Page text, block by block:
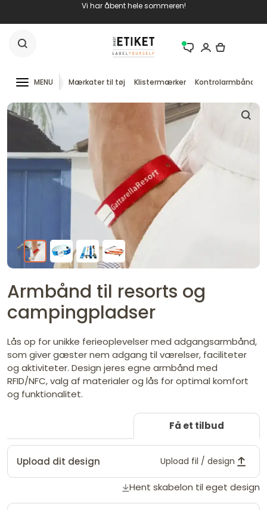
Vi har åbent hele sommeren!
MENU Mærkater til tøj Klistermærker Kontrolarmbånd
Armbånd til resorts og
campingpladser
Lås op for unikke ferieoplevelser med adgangsarmbånd,
som giver gæster nem adgang til værelser, faciliteter
og aktiviteter. Design jeres egne armbånd med
RFID/NFC, valg af materialer og lås for optimal komfort
og funktionalitet.
Få et tilbud
Upload dit design Upload fil / design
Hent skabelon til eget design